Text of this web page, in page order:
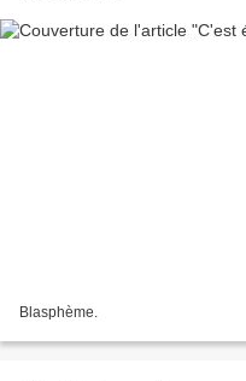
Blasphème.